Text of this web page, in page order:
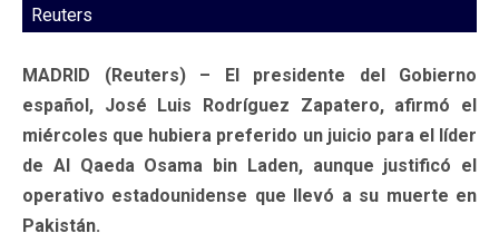
Reuters
MADRID (Reuters) – El presidente del Gobierno
español, José Luis Rodríguez Zapatero, afirmó el
miércoles que hubiera preferido un juicio para el líder
de Al Qaeda Osama bin Laden, aunque justificó el
operativo estadounidense que llevó a su muerte en
Pakistán.